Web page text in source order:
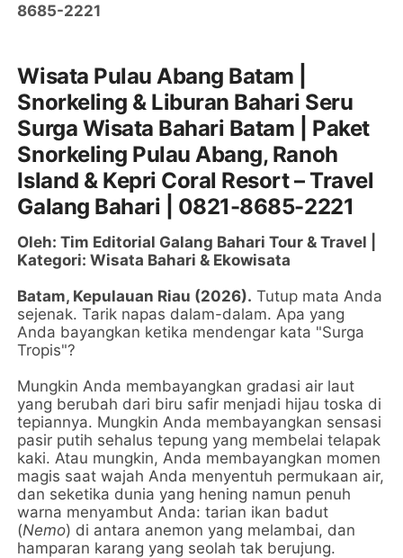
8685-2221
Wisata Pulau Abang Batam |
Snorkeling & Liburan Bahari Seru
Surga Wisata Bahari Batam | Paket
Snorkeling Pulau Abang, Ranoh
Island & Kepri Coral Resort – Travel
Galang Bahari | 0821-8685-2221
Oleh: Tim Editorial Galang Bahari Tour & Travel |
Kategori: Wisata Bahari & Ekowisata
Batam, Kepulauan Riau (2026). Tutup mata Anda
sejenak. Tarik napas dalam-dalam. Apa yang
Anda bayangkan ketika mendengar kata "Surga
Tropis"?
Mungkin Anda membayangkan gradasi air laut
yang berubah dari biru safir menjadi hijau toska di
tepiannya. Mungkin Anda membayangkan sensasi
pasir putih sehalus tepung yang membelai telapak
kaki. Atau mungkin, Anda membayangkan momen
magis saat wajah Anda menyentuh permukaan air,
dan seketika dunia yang hening namun penuh
warna menyambut Anda: tarian ikan badut
(Nemo) di antara anemon yang melambai, dan
hamparan karang yang seolah tak berujung.